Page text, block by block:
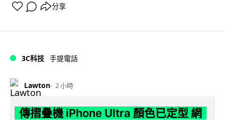
分享
3C科技 手提電話
Lawton 2 小時
傳摺疊機 iPhone Ultra 顏色已定型 網